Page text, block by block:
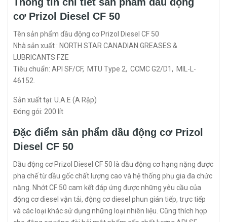
cơ Prizol Diesel CF 50
Tên sản phẩm dầu động cơ Prizol Diesel CF 50
Nhà sản xuất : NORTH STAR CANADIAN GREASES &
LUBRICANTS FZE
Tiêu chuẩn: API SF/CF, MTU Type 2, CCMC G2/D1, MIL-L-
46152.
Sản xuất tại: U.A.E (A Rập)
Đóng gói: 200 lít
Đặc điểm sản phẩm dầu động cơ Prizol
Diesel CF 50
Dầu động cơ Prizol Diesel CF 50 là dầu động cơ hạng nặng được
pha chế từ dầu gốc chất lượng cao và hệ thống phụ gia đa chức
năng. Nhớt CF 50 cam kết đáp ứng được những yêu cầu của
động cơ diesel vận tải, động cơ diesel phun gián tiếp, trực tiếp
và các loại khác sử dụng những loại nhiên liệu. Cũng thích hợp